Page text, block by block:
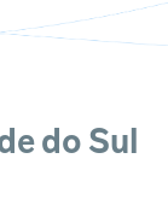
do Sul